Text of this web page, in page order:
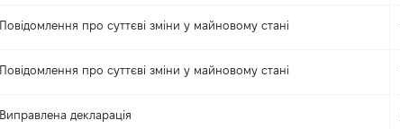
Повідомлення про суттєві зміни y майновому стані
Повідомлення про суттєві зміни y майновому стані
Виправлена декларація